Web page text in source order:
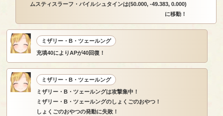
ムスティスラーフ・バイルシュタインは(50.000, -49.383, 0.000)
に移動！
ミザリー・B・ツェールング
充填40によりAPが40回復！
ミザリー・B・ツェールング
ミザリー・B・ツェールングは攻撃集中！
ミザリー・B・ツェールングのしょくごのおやつ！
しょくごのおやつの発動に失敗！